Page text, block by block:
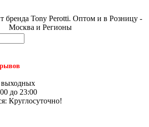
бренда Tony Perotti. Оптом и в Розницу -
Москва и Регионы
выходных
до 23:00
Круглосуточно!